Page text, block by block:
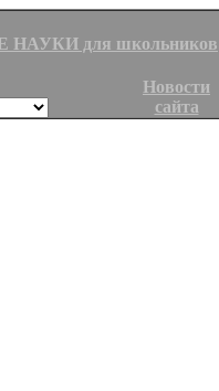
НАУКИ для школьников
Новости
сайта